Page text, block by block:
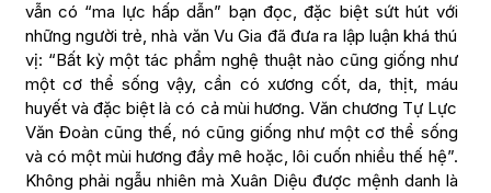
vẫn có “ma lực hấp dẫn” bạn đọc, đặc biệt sứt hút với
những người trẻ, nhà văn Vu Gia đã đưa ra lập luận khá thú
vị: “Bất kỳ một tác phẩm nghệ thuật nào cũng giống như
một cơ thể sống vậy, cần có xương cốt, da, thịt, máu
huyết và đặc biệt là có cả mùi hương. Văn chương Tự Lực
Văn Đoàn cũng thế, nó cũng giống như một cơ thể sống
và có một mùi hương đầy mê hoặc, lôi cuốn nhiều thế hệ”.
Không phải ngẫu nhiên mà Xuân Diệu được mệnh danh là